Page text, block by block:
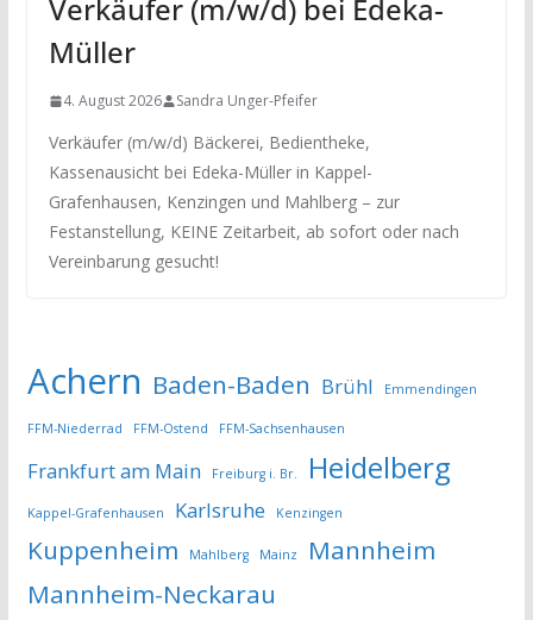
Verkäufer (m/w/d) bei Edeka-
Müller
4. August 2026 Sandra Unger-Pfeifer
Verkäufer (m/w/d) Bäckerei, Bedientheke,
Kassenausicht bei Edeka-Müller in Kappel-
Grafenhausen, Kenzingen und Mahlberg – zur
Festanstellung, KEINE Zeitarbeit, ab sofort oder nach
Vereinbarung gesucht!
Achern Baden-Baden Brühl Emmendingen
FFM-Niederrad FFM-Ostend FFM-Sachsenhausen
Frankfurt am Main Freiburg i. Br. Heidelberg
Kappel-Grafenhausen Karlsruhe Kenzingen
Kuppenheim Mahlberg Mainz
Mannheim
Mannheim-Neckarau